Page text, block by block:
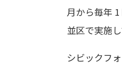
月から毎年
並区で実施
シビックフ